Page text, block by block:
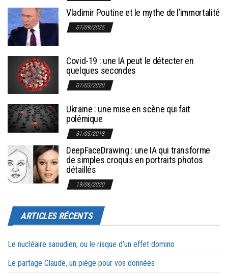
Vladimir Poutine et le mythe de l’immortalité
07/09/2025
Covid-19 : une IA peut le détecter en
quelques secondes
07/03/2020
Ukraine : une mise en scène qui fait
polémique
31/05/2018
DeepFaceDrawing : une IA qui transforme
de simples croquis en portraits photos
détaillés
19/06/2020
ARTICLES RÉCENTS
Le nucléaire saoudien, ou le risque d’un effet domino
Le partage Claude, un piège pour vos données